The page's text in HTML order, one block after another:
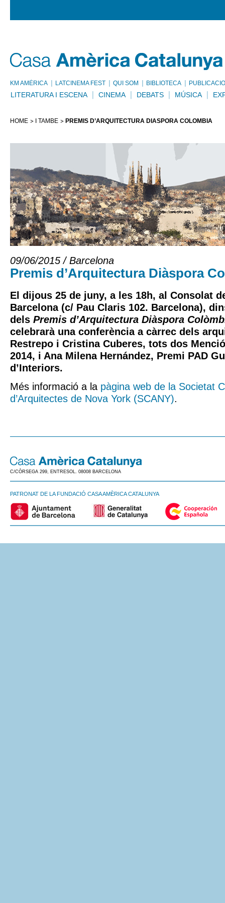
KM AMÈRICA LATCINEMA FEST QUI SOM BIBLIOTECA
LITERATURA I ESCENA CINEMA DEBATS MÚSICA
HOME I TAMBÉ PREMIS D’ARQUITECTURA DIÀSPORA COLÒMBIA
09/06/2015 / Barcelona
Premis d’Arquitectura Diàspora
El dijous 25 de juny, a les 18h, al Consolat
Barcelona (c/ Pau Claris 102. Barcelona),
dels Premis d’Arquitectura Diàspora
celebrarà una conferència a càrrec dels
Restrepo i Cristina Cuberes, tots dos
2014, i Ana Milena Hernández, Premi PAD
d’Interiors.
Més informació a la pàgina web de la Societat
d’Arquitectes de Nova York (SCANY).
C/CÒRSEGA 299, ENTRESOL. 08008 BARCELONA
PATRONAT DE LA FUNDACIÓ CASA AMÈRICA CATALUNYA